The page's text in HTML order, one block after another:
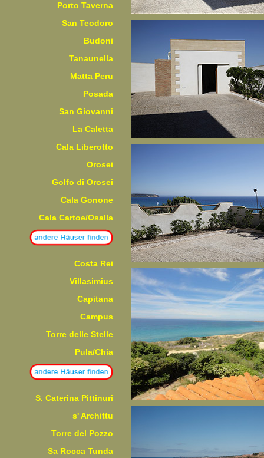
Porto Taverna
San Teodoro
Budoni
Tanaunella
Matta Peru
Posada
San Giovanni
La Caletta
Cala Liberotto
Orosei
Golfo di Orosei
Cala Gonone
Cala Cartoe/Osalla
Costa Rei
Villasimius
Capitana
Campus
Torre delle Stelle
Pula/Chia
S. Caterina Pittinuri
s' Archittu
Torre del Pozzo
Sa Rocca Tunda